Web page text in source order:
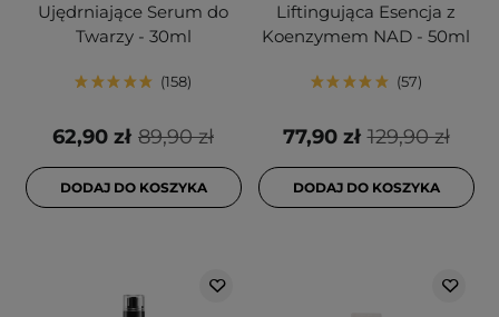
Ujędrniające Serum do
Twarzy - 30ml
158
89,90 zł
62,90 zł
DODAJ DO KOSZYKA
Liftingująca Esencja z
Koenzymem NAD - 50ml
57
129,90 zł
77,90 zł
DODAJ DO KOSZYKA